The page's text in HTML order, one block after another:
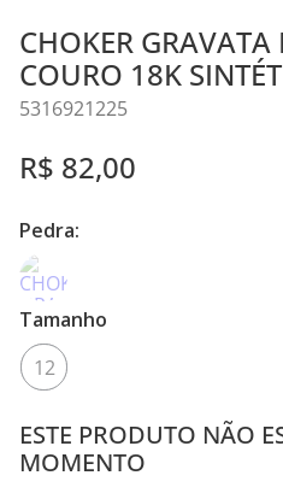
CHOKER
COURO 18K
5316921225
R$ 82,00
Pedra:
Tamanho
12
ESTE PRODUTO NÃO
MOMENTO